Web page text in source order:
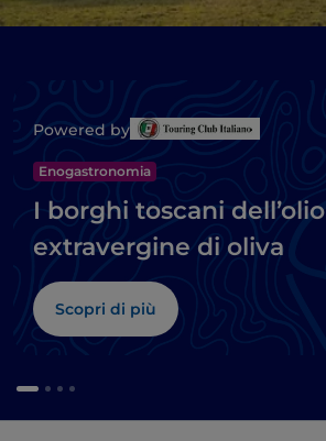
Powered by
Enogastronomia
I borghi toscani dell’olio
extravergine di oliva
Scopri di più